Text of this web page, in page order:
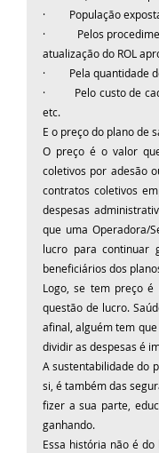
·         População
·         Pelos
atualização do ROL
·         Pela
·         Pelo custo de
etc.
E o preço do plano de
O preço é o valor
coletivos por adesão
contratos coletivos
despesas
que uma Operadora/
lucro para continuar
beneficiários dos
Logo, se tem preço
questão de lucro.
afinal, alguém tem
dividir as despesas é
A sustentabilidade do
si, é também das
fizer a sua parte,
ganhando.
Essa história não é